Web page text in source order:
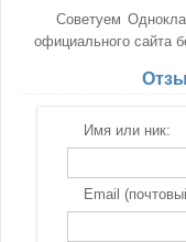
Советуем
официального сайта
Имя или ник:
Email